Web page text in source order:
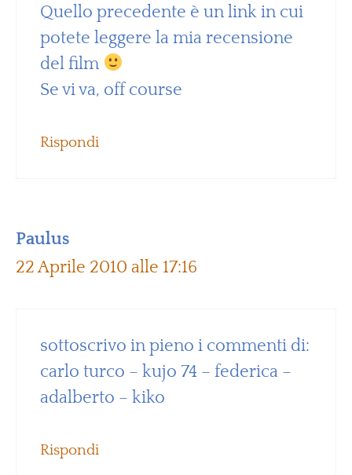
Quello precedente è un link in cui
potete leggere la mia recensione
del film
Se vi va, off course
Rispondi
Paulus
22 Aprile 2010 alle 17:16
sottoscrivo in pieno i commenti di:
carlo turco – kujo 74 – federica –
adalberto – kiko
Rispondi